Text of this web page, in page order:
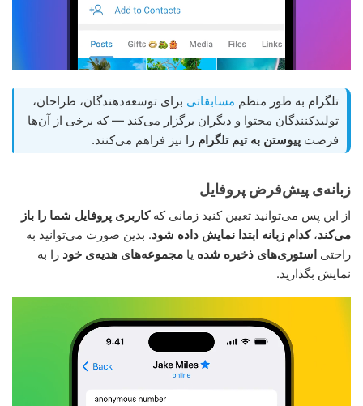
تلگرام به طور منظم مسابقاتی برای توسعه‌دهندگان، طراحان،
تولیدکنندگان محتوا و دیگران برگزار می‌کند — که برخی از آن‌ها
فرصت پیوستن به تیم تلگرام را نیز فراهم می‌کنند.
زبانه‌ی پیش‌فرض پروفایل
از این پس می‌توانید تعیین کنید زمانی کهکاربری پروفایل شما را باز
می‌کند،کدام زبانه ابتدا نمایش داده شود. بدین صورت می‌توانید به
راحتی استوری‌های ذخیره شده یا مجموعه‌های هدیه‌ی خود را به
نمایش بگذارید.